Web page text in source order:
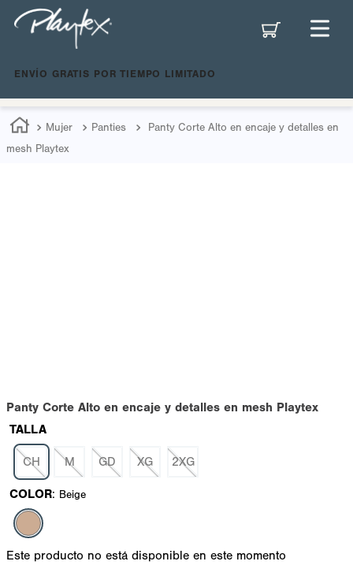
ENVÍO GRATIS POR TIEMPO LIMITADO
Mujer Panties
Panty Corte Alto en encaje y detalles en
mesh Playtex
Panty Corte Alto en encaje y detalles en mesh Playtex
TALLA
CH M GD XG 2XG
COLOR: Beige
Este producto no está disponible en este momento